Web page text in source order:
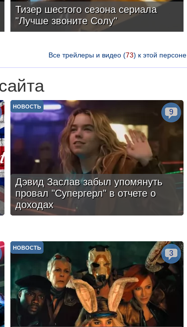
Тизер шестого сезона сериала
"Лучше звоните Солу"
Все трейлеры и видео (73) к этой персоне
Дэвид Заслав забыл упомянуть
провал "Супергерл" в отчете о
доходах
НОВОСТЬ
9
НОВОСТЬ
3